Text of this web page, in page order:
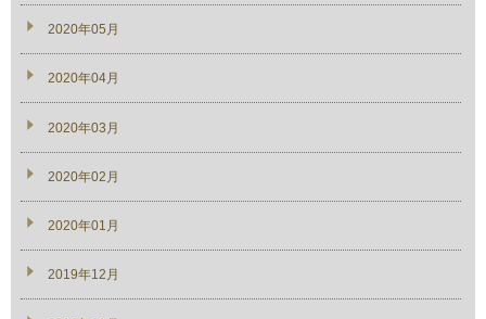
2020年05月
2020年04月
2020年03月
2020年02月
2020年01月
2019年12月